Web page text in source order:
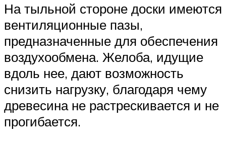
На тыльной стороне доски имеются
вентиляционные пазы,
предназначенные для обеспечения
воздухообмена. Желоба, идущие
вдоль нее, дают возможность
снизить нагрузку, благодаря чему
древесина не растрескивается и не
прогибается.